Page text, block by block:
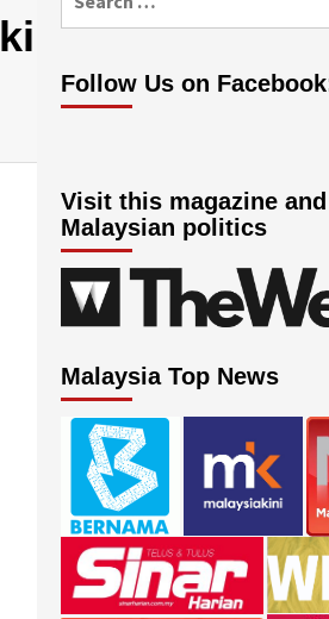
Follow Us on
Visit this magazine
Malaysian politics
Malaysia Top News